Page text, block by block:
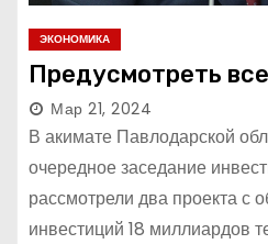
ЭКОНОМИКА
Предусмотреть
Мар 21, 2024
В акимате Павлодарской
очередное заседание
рассмотрели два проекта с
инвестиций 18 миллиардов